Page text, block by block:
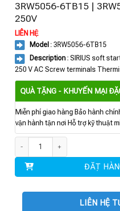
3RW5056-6TB15 |
250V
LIÊN HỆ
Model : 3RW5056-6TB15
Description: SIRIUS soft
250 V AC Screw terminals
QUÀ TẶNG - KHUYẾN MẠI
Miễn phí giao hàng Bảo hành
vận hành tận nơi Hỗ trợ kỹ thuật
ĐẶT
LIÊN HỆ